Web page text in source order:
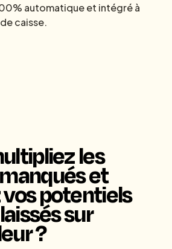
automatique et intégré à
caisse.
les
et
potentiels
sur
?